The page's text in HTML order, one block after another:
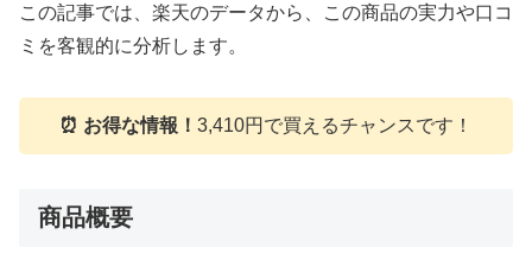
この記事では、楽天のデータから、この商品の実力や口コ
ミを客観的に分析します。
⏰ お得な情報！ 3,410円で買えるチャンスです！
商品概要